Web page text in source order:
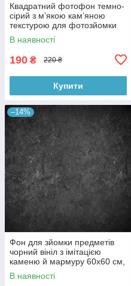
Квадратний фотофон темно-
сірий з м’якою кам’яною
текстурою для фотозйомки
товарів 60x60 см, №550076
В наявності
190 ₴ 220 ₴
Купити
–14%
Фон для зйомки предметів
чорний вініл з імітацією
каменю й мармуру 60x60 см,
№550006
В наявності